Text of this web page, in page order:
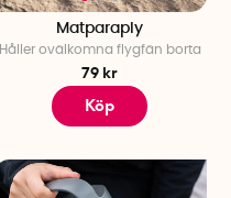
Matparaply
Håller ovälkomna flygfän borta
79 kr
Köp